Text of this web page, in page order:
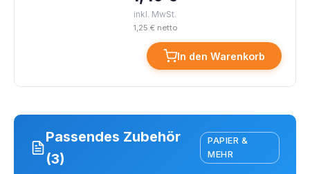
inkl. MwSt.
1,25 € netto
In den Warenkorb
Passendes Zubehör
(3)
PAPIER &
MEHR